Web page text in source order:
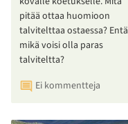
pitää ottaa huomioon
talvitelttaa ostaessa? Entä
mikä voisi olla paras
talviteltta?
Ei kommentteja